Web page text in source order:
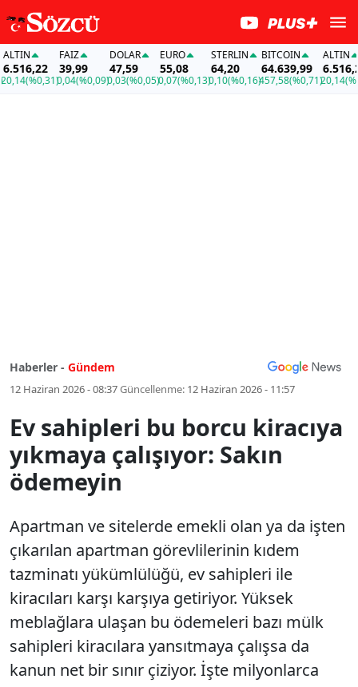
(%0,31)
FAİZ
39,99
0,04(%0,09)
DOLAR
47,59
0,03(%0,05)
EURO
55,08
0,07(%0,13)
STERLIN
64,20
0,10(%0,16)
BITCOIN
64.639,99
457,58(%0,71)
ALTIN
6.516,22
20,14
Haberler - Gündem
12 Haziran 2026 - 08:37Güncellenme: 12 Haziran 2026 - 11:57
Ev sahipleri bu borcu kiracıya
yıkmaya çalışıyor: Sakın
ödemeyin
Apartman ve sitelerde emekli olan ya da işten
çıkarılan apartman görevlilerinin kıdem
tazminatı yükümlülüğü, ev sahipleri ile
kiracıları karşı karşıya getiriyor. Yüksek
meblağlara ulaşan bu ödemeleri bazı mülk
sahipleri kiracılara yansıtmaya çalışsa da
kanun net bir sınır çiziyor. İşte milyonlarca